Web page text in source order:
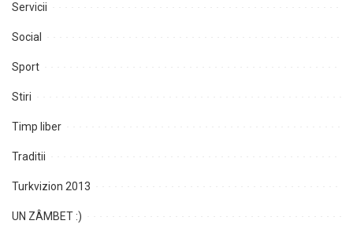
Servicii
Social
Sport
Stiri
Timp liber
Traditii
Turkvizion 2013
UN ZÂMBET :)